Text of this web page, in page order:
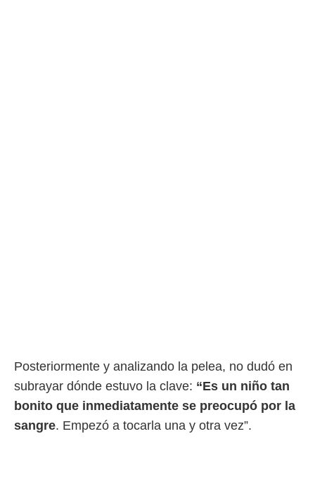
Posteriormente y analizando la pelea, no dudó en
subrayar dónde estuvo la clave: “Es un niño tan
bonito que inmediatamente se preocupó por la
sangre. Empezó a tocarla una y otra vez”.